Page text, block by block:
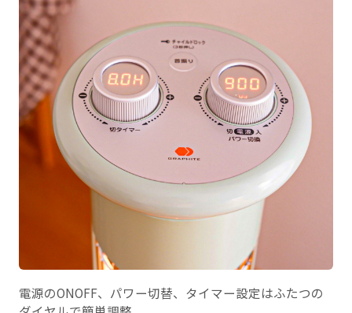
電源のONOFF、パワー切替、タイマー設定はふたつの